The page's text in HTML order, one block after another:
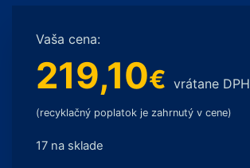
Vaša cena:
219,10€ vrátane DPH
(recyklačný poplatok je zahrnutý v cene)
17 na sklade